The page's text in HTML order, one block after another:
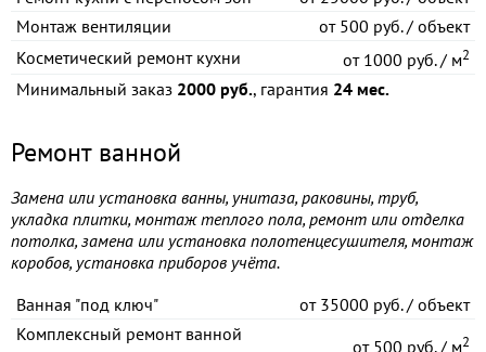
Монтаж вентиляции
от500 руб. / объект
Косметический ремонт кухни
от1000 руб. / м2
Минимальный заказ 2000 руб., гарантия 24 мес.
Ремонт ванной
Замена или установка ванны, унитаза, раковины, труб,
укладка плитки, монтаж теплого пола, ремонт или отделка
потолка, замена или установка полотенцесушителя, монтаж
коробов, установка приборов учёта.
Ванная "под ключ"
от35000 руб. / объект
Комплексный ремонт ванной
от500 руб. / м2